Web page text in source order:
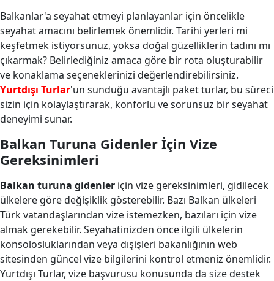
Balkanlar'a seyahat etmeyi planlayanlar için öncelikle
seyahat amacını belirlemek önemlidir. Tarihi yerleri mi
keşfetmek istiyorsunuz, yoksa doğal güzelliklerin tadını mı
çıkarmak? Belirlediğiniz amaca göre bir rota oluşturabilir
ve konaklama seçeneklerinizi değerlendirebilirsiniz.
Yurtdışı Turlar'un sunduğu avantajlı paket turlar, bu süreci
sizin için kolaylaştırarak, konforlu ve sorunsuz bir seyahat
deneyimi sunar.
Balkan Turuna Gidenler İçin Vize
Gereksinimleri
Balkan turuna gidenler için vize gereksinimleri, gidilecek
ülkelere göre değişiklik gösterebilir. Bazı Balkan ülkeleri
Türk vatandaşlarından vize istemezken, bazıları için vize
almak gerekebilir. Seyahatinizden önce ilgili ülkelerin
konsolosluklarından veya dışişleri bakanlığının web
sitesinden güncel vize bilgilerini kontrol etmeniz önemlidir.
Yurtdışı Turlar, vize başvurusu konusunda da size destek